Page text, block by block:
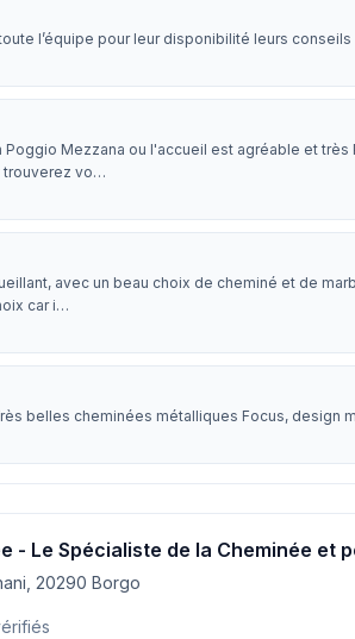
l’équipe pour leur disponibilité leurs
Poggio Mezzana ou l'accueil est agréable et
trouverez vo…
avec un beau choix de cheminé et de
car i…
belles cheminées métalliques Focus, design
- Le Spécialiste de la Cheminée et
20290 Borgo